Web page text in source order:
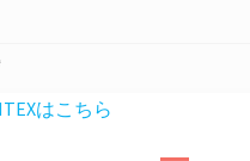
はこちら